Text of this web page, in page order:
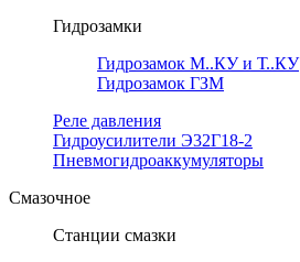
Гидрозамки
Гидрозамок М..КУ и Т..КУ
Гидрозамок ГЗМ
Реле давления
Гидроусилители Э32Г18-2
Пневмогидроаккумуляторы
Смазочное
Станции смазки